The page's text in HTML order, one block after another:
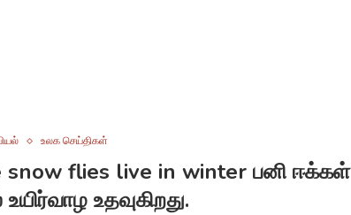
உலக செய்திகள்
snow flies live in winter பனி ஈக்கள்
உதவுகிறது.